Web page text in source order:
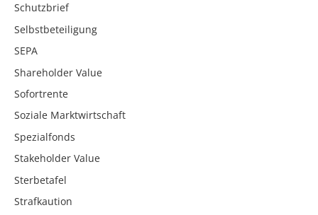
Schutzbrief
Selbstbeteiligung
SEPA
Shareholder Value
Sofortrente
Soziale Marktwirtschaft
Spezialfonds
Stakeholder Value
Sterbetafel
Strafkaution